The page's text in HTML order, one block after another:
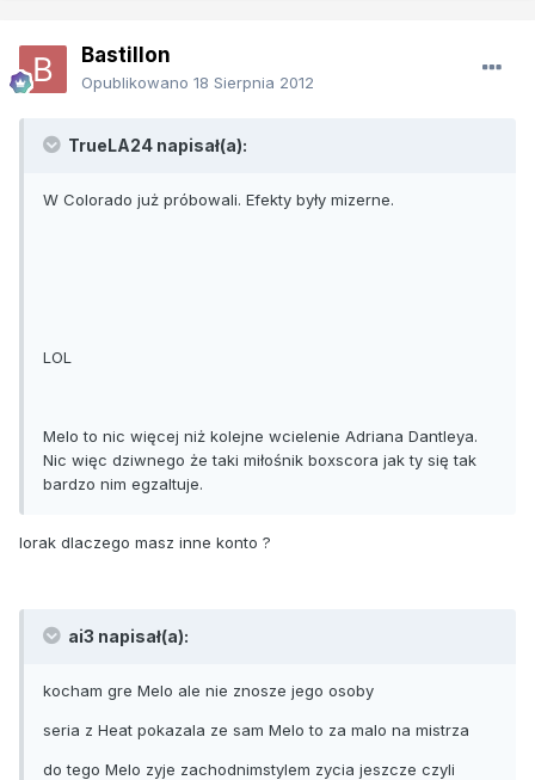
Bastillon
Opublikowano 18 Sierpnia 2012
TrueLA24 napisał(a):
W Colorado już próbowali. Efekty były mizerne.
LOL
Melo to nic więcej niż kolejne wcielenie Adriana Dantleya.
Nic więc dziwnego że taki miłośnik boxscora jak ty się tak
bardzo nim egzaltuje.
lorak dlaczego masz inne konto ?
ai3 napisał(a):
kocham gre Melo ale nie znosze jego osoby
seria z Heat pokazala ze sam Melo to za malo na mistrza
do tego Melo zyje zachodnimstylem zycia jeszcze czyli